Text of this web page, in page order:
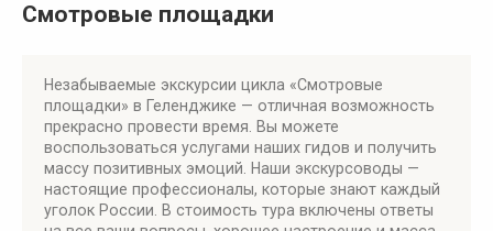
Смотровые площадки
Незабываемые экскурсии цикла «Смотровые
площадки» в Геленджике — отличная возможность
прекрасно провести время. Вы можете
воспользоваться услугами наших гидов и получить
массу позитивных эмоций. Наши экскурсоводы —
настоящие профессионалы, которые знают каждый
уголок России. В стоимость тура включены ответы